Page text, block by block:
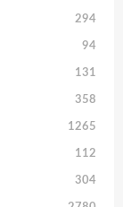
294
94
131
358
1265
112
304